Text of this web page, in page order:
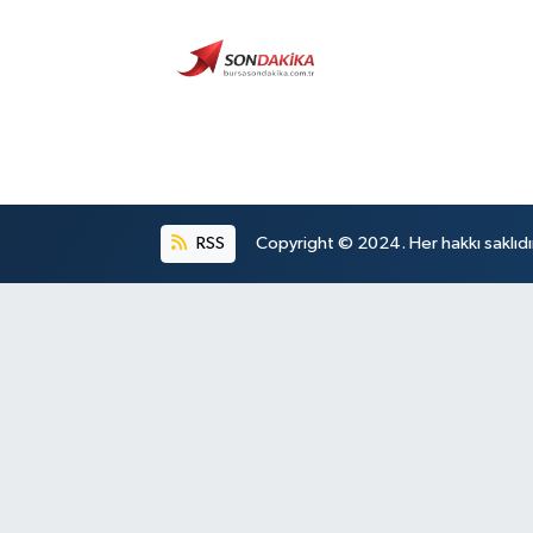
RSS Copyright © 2024. Her hakkı